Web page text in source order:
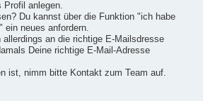
Profil anlegen.
Du kannst über die Funktion "ich habe
ein neues anfordern.
allerdings an die richtige E-Mailsdresse
Deine richtige E-Mail-Adresse
ist, nimm bitte Kontakt zum Team auf.